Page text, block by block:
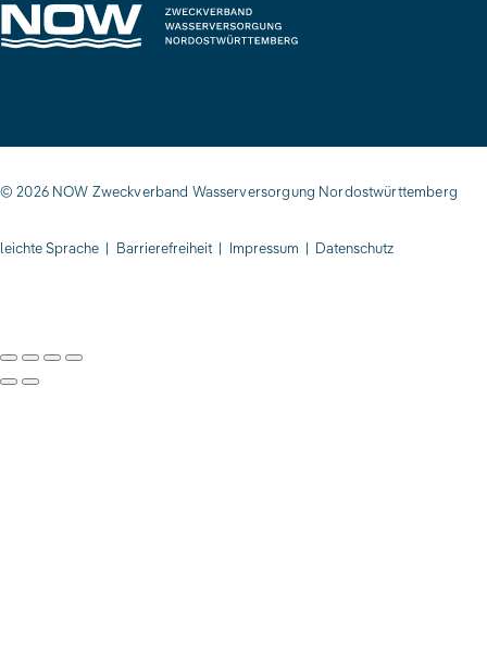
© 2026 NOW Zweckverband Wasserversorgung Nordostwürttemberg
leichte Sprache | Barrierefreiheit| Impressum | Datenschutz